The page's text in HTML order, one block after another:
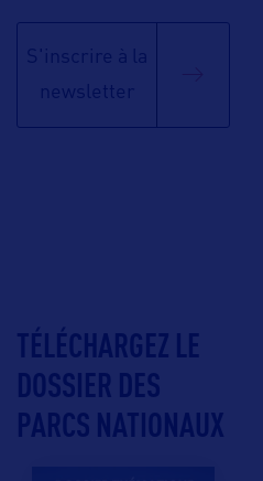
S'inscrire à la
newsletter
TÉLÉCHARGEZ LE
DOSSIER DES
PARCS NATIONAUX